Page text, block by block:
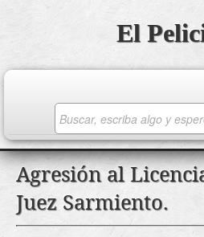
Saltar
contenido
El
Agresión al
Juez Sarmiento.